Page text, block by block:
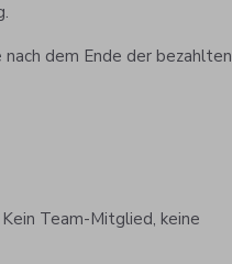
dem Ende der bezahlten
Team-Mitglied, keine